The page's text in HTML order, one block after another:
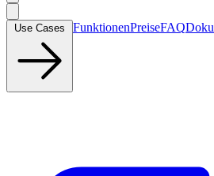
FunktionenPreiseFAQDoku